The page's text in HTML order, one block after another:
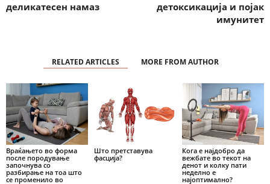
деликатесен намаз
детоксикација и појак
имунитет
RELATED ARTICLES MORE FROM AUTHOR
Враќањето во форма
после породување
започнува со
разбирање на тоа што
се променило во
Што претставува
фасција?
Кога е најдобро да
вежбате во текот на
денот и колку пати
неделно е
најоптимално?